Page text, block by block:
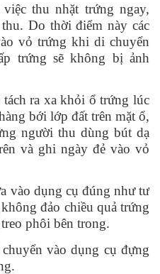
thu nhặt trứng ngay,
Do thời điểm này các
vỏ trứng khi di chuyển
trứng sẽ không bị ảnh
tách ra xa khỏi ổ trứng lúc
bới lớp đất trên mặt ổ,
người thu dùng bút dạ
và ghi ngày đẻ vào vỏ
vào dụng cụ đúng như tư
đảo chiều quả trứng
phôi bên trong.
vào dụng cụ đựng